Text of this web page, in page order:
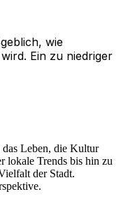
wie
Ein zu niedriger
Leben, die Kultur
lokale Trends bis hin zu
der Stadt.